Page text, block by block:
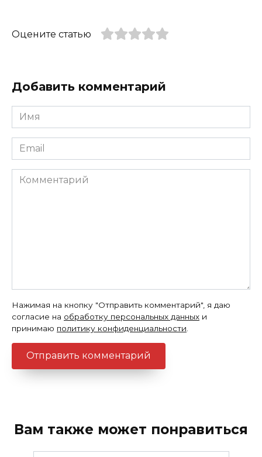
Оцените статью
Добавить комментарий
Имя
*
Email
*
Комментарий
Нажимая на кнопку "Отправить комментарий", я даю
согласие на обработку персональных данных и
принимаю политику конфиденциальности
Вам также может понравиться